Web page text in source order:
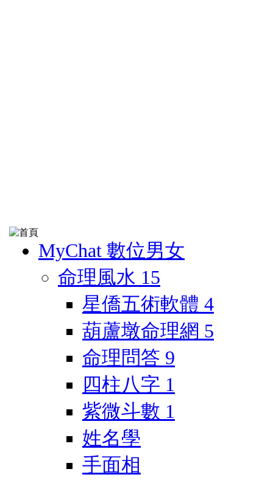
MyChat 數位男女
命理風水 15
星僑五術軟體 4
葫蘆墩命理網 5
命理問答 9
四柱八字 1
紫微斗數 1
姓名學
手面相